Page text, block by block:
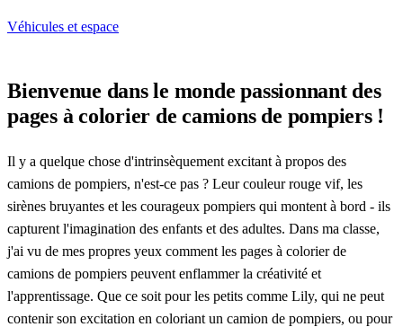
Véhicules et espace
Bienvenue dans le monde passionnant des
pages à colorier de camions de pompiers !
Il y a quelque chose d'intrinsèquement excitant à propos des
camions de pompiers, n'est-ce pas ? Leur couleur rouge vif, les
sirènes bruyantes et les courageux pompiers qui montent à bord - ils
capturent l'imagination des enfants et des adultes. Dans ma classe,
j'ai vu de mes propres yeux comment les pages à colorier de
camions de pompiers peuvent enflammer la créativité et
l'apprentissage. Que ce soit pour les petits comme Lily, qui ne peut
contenir son excitation en coloriant un camion de pompiers, ou pour